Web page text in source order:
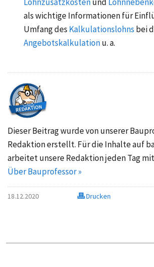
als wichtige Informationen für
Umfang des Kalkulationslohns bei
Angebotskalkulationu. a.
Dieser Beitrag wurde von unserer
Redaktion erstellt. Für die Inhalte auf
arbeitet unsere Redaktion jeden Tag
Über Bauprofessor »
18.12.2020 Drucken